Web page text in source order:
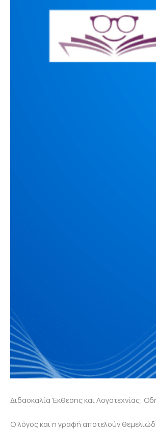
Διδασκαλία Έκθεσης και Λογοτεχνίας:
Ο λόγος και η γραφή αποτελούν